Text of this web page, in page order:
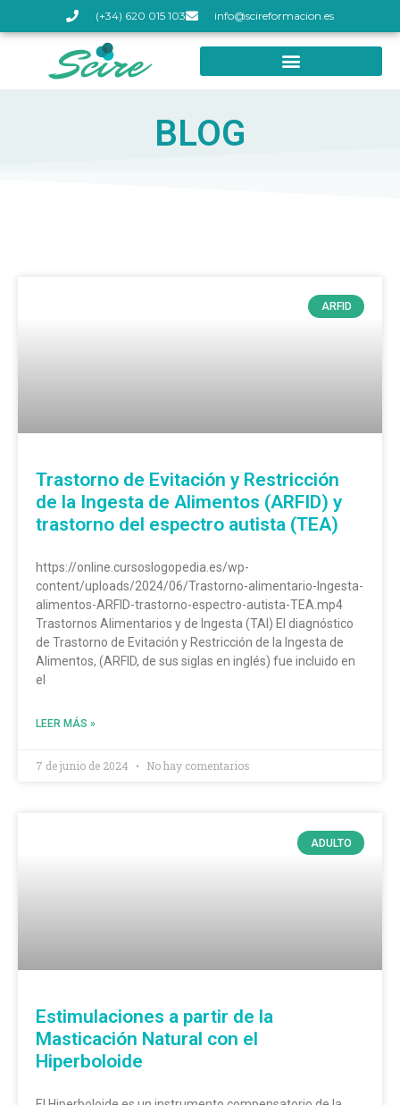
(+34) 620 015 103 info@scireformacion.es
BLOG
ARFID
Trastorno de Evitación y Restricción
de la Ingesta de Alimentos (ARFID) y
trastorno del espectro autista (TEA)
https://online.cursoslogopedia.es/wp-
content/uploads/2024/06/Trastorno-alimentario-Ingesta-
alimentos-ARFID-trastorno-espectro-autista-TEA.mp4
Trastornos Alimentarios y de Ingesta (TAI) El diagnóstico
de Trastorno de Evitación y Restricción de la Ingesta de
Alimentos, (ARFID, de sus siglas en inglés) fue incluido en
el
LEER MÁS »
7 de junio de 2024 No hay comentarios
ADULTO
Estimulaciones a partir de la
Masticación Natural con el
Hiperboloide